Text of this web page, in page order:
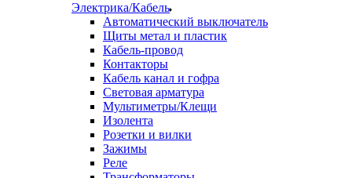
Электрика/Кабель
Автоматический выключатель
Щиты метал и пластик
Кабель-провод
Контакторы
Кабель канал и гофра
Световая арматура
Мультиметры/Клещи
Изолента
Розетки и вилки
Зажимы
Реле